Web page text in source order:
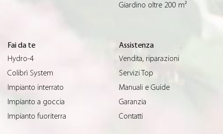
Giardino oltre 200 m²
Fai da te
Hydro-4
Colibrì System
Impianto interrato
Impianto a goccia
Impianto fuoriterra
Assistenza
Vendita, riparazioni
Servizi Top
Manuali e Guide
Garanzia
Contatti